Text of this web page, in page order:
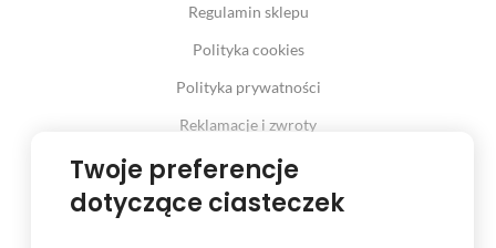
Regulamin sklepu
Polityka cookies
Polityka prywatności
Reklamacje i zwroty
Prawo odstąpienia od umowy
Twoje preferencje
dotyczące ciasteczek